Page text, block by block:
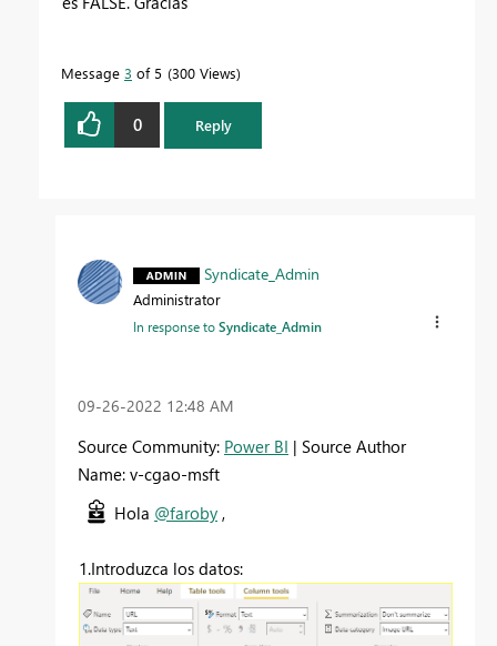
Message 3 of 5 300 Views
0 Reply
Syndicate_Admin
Administrator
In response toSyndicate_Admin
‎09-26-2022 12:48 AM
Source Community: Power BI | Source Author
Name: v-cgao-msft
Hola @faroby ,
1.Introduzca los datos: